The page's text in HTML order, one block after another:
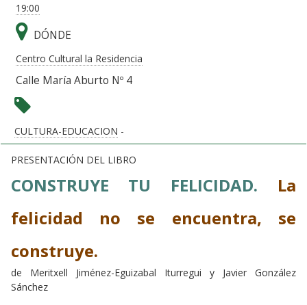
19:00
DÓNDE
Centro Cultural la Residencia
Calle María Aburto Nº 4
CULTURA-EDUCACION -
PRESENTACIÓN DEL LIBRO
CONSTRUYE TU FELICIDAD. La
felicidad no se encuentra, se
construye.
de Meritxell Jiménez-Eguizabal Iturregui y Javier González
Sánchez